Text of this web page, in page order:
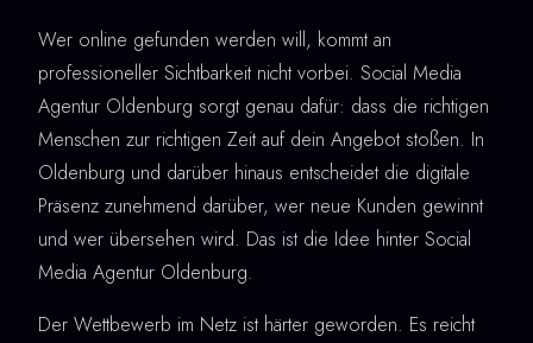
Wer online gefunden werden will, kommt an
professioneller Sichtbarkeit nicht vorbei. Social Media
Agentur Oldenburg sorgt genau dafür: dass die richtigen
Menschen zur richtigen Zeit auf dein Angebot stoßen. In
Oldenburg und darüber hinaus entscheidet die digitale
Präsenz zunehmend darüber, wer neue Kunden gewinnt
und wer übersehen wird. Das ist die Idee hinter Social
Media Agentur Oldenburg.
Der Wettbewerb im Netz ist härter geworden. Es reicht